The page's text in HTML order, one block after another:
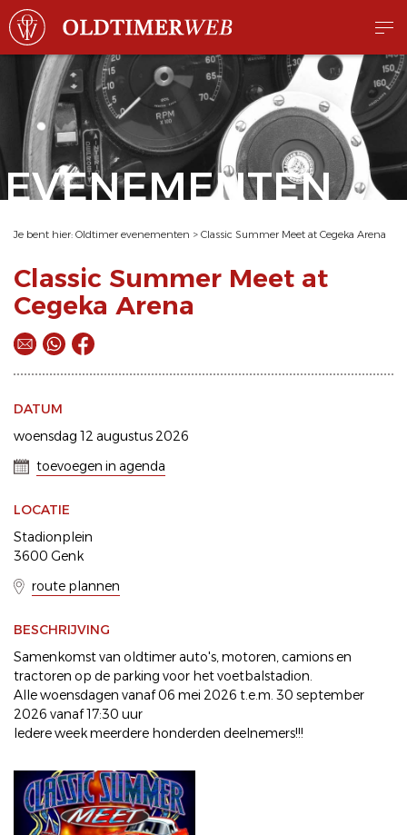
EVENEMENTEN
Je bent hier: Oldtimer evenementen > Classic Summer Meet at Cegeka Arena
Classic Summer Meet at
Cegeka Arena
DATUM
woensdag 12 augustus 2026
toevoegen in agenda
LOCATIE
Stadionplein
3600 Genk
route plannen
BESCHRIJVING
Samenkomst van oldtimer auto's, motoren, camions en
tractoren op de parking voor het voetbalstadion.
Alle woensdagen vanaf 06 mei 2026 t.e.m. 30 september
2026 vanaf 17:30 uur
Iedere week meerdere honderden deelnemers!!!